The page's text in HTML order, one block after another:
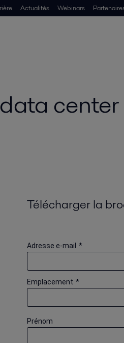
Actualités Webinars
Télécharger la
*
Adresse e-mail
*
Emplacement
Prénom